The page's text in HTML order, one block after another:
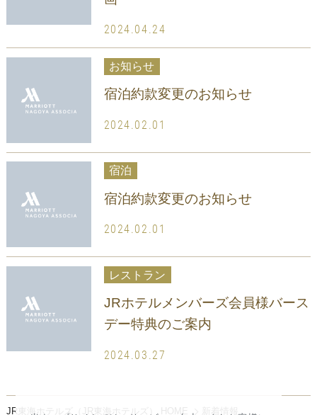
2024.04.24
お知らせ
宿泊約款変更のお知らせ
2024.02.01
宿泊
宿泊約款変更のお知らせ
2024.02.01
レストラン
JRホテルメンバーズ会員様バース
デー特典のご案内
2024.03.27
JR東海ホテルズ（JR東海ホテルズ） HOME